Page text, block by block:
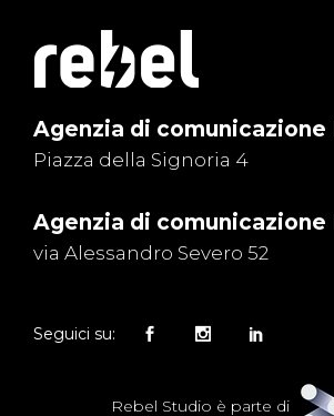
Agenzia di comunicazione
Piazza della Signoria 4
Agenzia di comunicazione
via Alessandro Severo 52
Seguici su:
Rebel Studio è parte di